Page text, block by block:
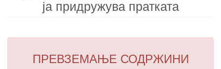
ја придружува пратката
ПРЕВЗЕМАЊЕ СОДРЖИНИ